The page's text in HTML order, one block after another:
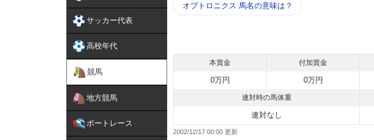
サッカー代表
高校年代
競馬
地方競馬
ボートレース
オプトロニクス 馬名の意味は？
本賞金 付加賞金
0万円 0万円
連対時の馬体重
連対なし
2002/12/17 00:00